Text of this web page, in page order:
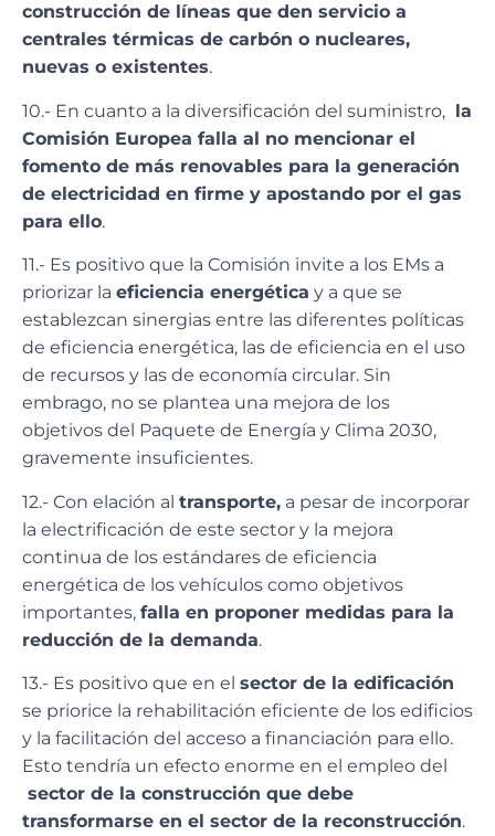
construcción de líneas que den servicio a
centrales térmicas de carbón o nucleares,
nuevas o existentes.
10.- En cuanto a la diversificación del suministro, la
Comisión Europea falla al no mencionar el
fomento de más renovables para la generación
de electricidad en firme y apostando por el gas
para ello.
11.- Es positivo que la Comisión invite a los EMs a
priorizar la eficiencia energética y a que se
establezcan sinergias entre las diferentes políticas
de eficiencia energética, las de eficiencia en el uso
de recursos y las de economía circular. Sin
embrago, no se plantea una mejora de los
objetivos del Paquete de Energía y Clima 2030,
gravemente insuficientes.
12.- Con elación al transporte, a pesar de incorporar
la electrificación de este sector y la mejora
continua de los estándares de eficiencia
energética de los vehículos como objetivos
importantes, falla en proponer medidas para la
reducción de la demanda.
13.- Es positivo que en el sector de la edificación
se priorice la rehabilitación eficiente de los edificios
y la facilitación del acceso a financiación para ello.
Esto tendría un efecto enorme en el empleo del
sector de la construcción que debe
transformarse en el sector de la reconstrucción.